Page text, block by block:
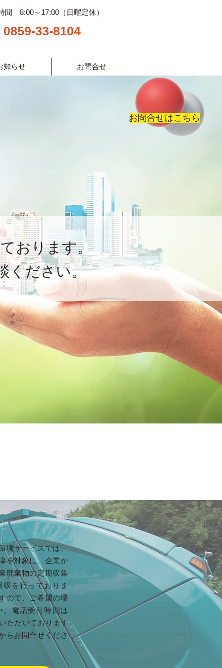
お問合せはこちら
間 8:00～17:00（日曜定休）
0859-33-8104
知らせ お問合せ
おります。
ください。
境サービスでは、
を対象に、企業か
廃棄物の定期収集
を行っておりま
ので、ご希望の場
。電話受付時間は
ただいております
らお問合せくださ